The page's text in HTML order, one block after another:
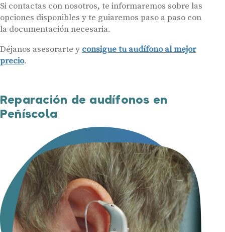
Si contactas con nosotros, te informaremos sobre las
opciones disponibles y te guiaremos paso a paso con
la documentación necesaria.
Déjanos asesorarte y consigue tu audífono al mejor
precio.
Reparación de audífonos en
Peñíscola